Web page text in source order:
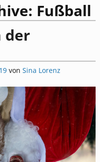
Fußball
der
von Sina Lorenz